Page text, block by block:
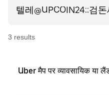
3 results
Uber मैप पर व्यावसायिक या